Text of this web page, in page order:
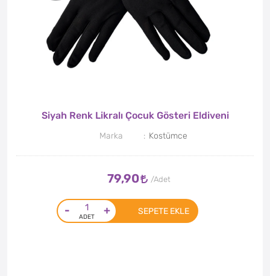
Siyah Renk Likralı Çocuk Gösteri Eldiveni
Marka Kostümce
79,90
- + SEPETE EKLE